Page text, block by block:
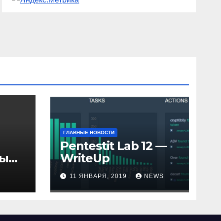
ГЛАВНЫЕ НОВОСТИ
Pentestit Lab 12 —
WriteUp
11 ЯНВАРЯ, 2019 NEWS